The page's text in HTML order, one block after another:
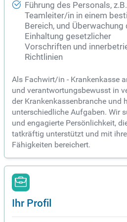
Führung des Personals,
Teamleiter/in in einem
Bereich, und Überwachung
Einhaltung gesetzlicher
Vorschriften und
Richtlinien
Als Fachwirt/in - Krankenkasse
und verantwortungsbewusst in
der Krankenkassenbranche und
unterschiedliche Aufgaben. Wir
und engagierte Persönlichkeit,
tatkräftig unterstützt und mit
Fähigkeiten bereichert.
Ihr Profil